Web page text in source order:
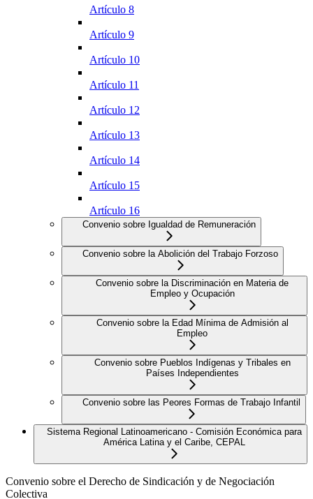
Artículo 8
Artículo 9
Artículo 10
Artículo 11
Artículo 12
Artículo 13
Artículo 14
Artículo 15
Artículo 16
Convenio sobre Igualdad de Remuneración
Convenio sobre la Abolición del Trabajo Forzoso
Convenio sobre la Discriminación en Materia de
Empleo y Ocupación
Convenio sobre la Edad Mínima de Admisión al
Empleo
Convenio sobre Pueblos Indígenas y Tribales en
Países Independientes
Convenio sobre las Peores Formas de Trabajo Infantil
Sistema Regional Latinoamericano - Comisión Económica para
América Latina y el Caribe, CEPAL
Convenio sobre el Derecho de Sindicación y de Negociación
Colectiva